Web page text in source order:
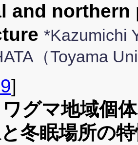
and northern
*Kazumichi
（Toyama
]
グマ地域個
冬眠場所の